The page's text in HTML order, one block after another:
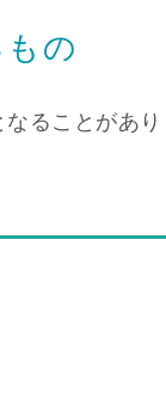
の
ることがあり